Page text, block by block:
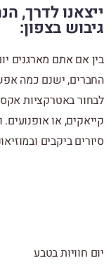
ייצאנו לדרך,
גיבוש בצפון:
בין אם אתם מארגנים
החברים, ישנם כמה
לבחור באטרקציות
קייאקים, או
סיורים ביקבים
יום חוויות בטבע